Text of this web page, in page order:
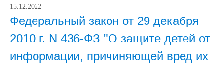
15.12.2022
Федеральный закон от 29 декабря
2010 г. N 436-ФЗ "О защите детей от
информации, причиняющей вред их